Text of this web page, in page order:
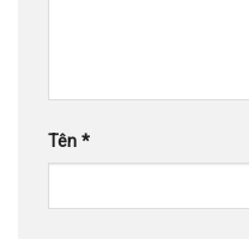
Tên *